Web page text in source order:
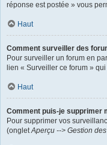
réponse est postée » vous
Haut
Comment surveiller des
Pour surveiller un forum en
lien « Surveiller ce forum »
Haut
Comment puis-je supprimer
Pour supprimer vos
(ongletAperçu --> Gestion